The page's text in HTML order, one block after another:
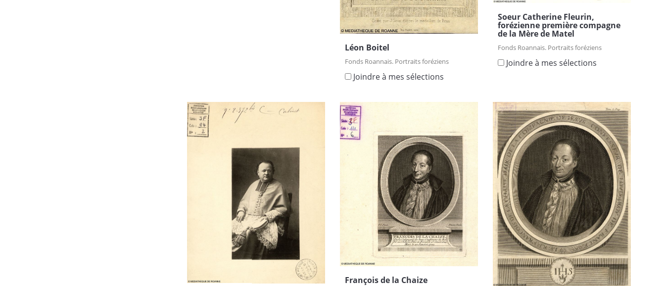
Léon Boitel
Fonds Roannais. Portraits foréziens
Joindre à mes sélections
Soeur Catherine Fleurin,
forézienne première compagne
de la Mère de Matel
Fonds Roannais. Portraits foréziens
Joindre à mes sélections
François de la Chaize